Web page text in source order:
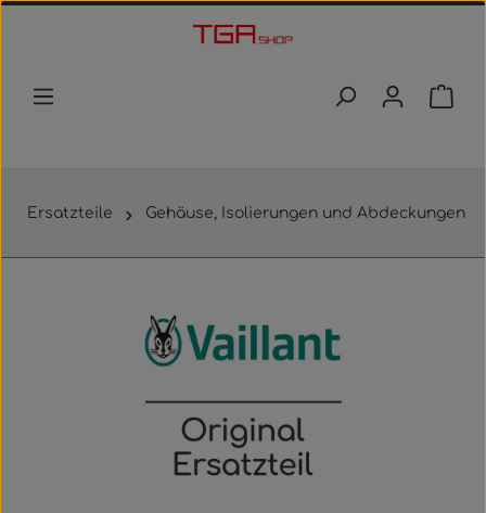
Zum Hauptinhalt springen
Ersatzteile Gehäuse, Isolierungen und Abdeckungen